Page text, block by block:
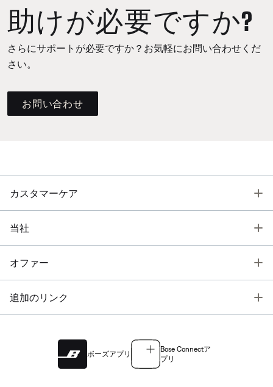
助けが必要ですか?
さらにサポートが必要ですか？お気軽にお問い合わせくだ
さい。
お問い合わせ
カスタマーケア
当社
オファー
追加のリンク
ボーズアプリ
Bose Connectア
プリ